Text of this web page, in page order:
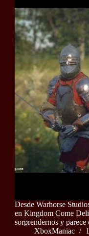
Desde Warhorse
en Kingdom Come
sorprendernos y
XboxManiac